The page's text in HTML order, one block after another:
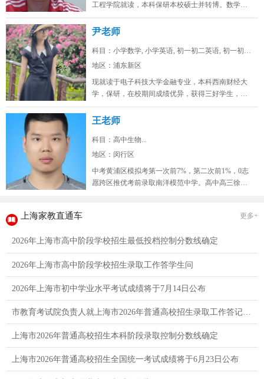
工程学院就读，本科保研本校硕士并转博。数学高
考142，物理高考91，化学...
尹老师
科目：小学数学, 小学英语, 初一初二英语, 初一初二...
地区：浦东新区
现就读于电子科技大学金融专业，本科西南财经大
学，保研，在校期间成绩优异，获得三好学生，英
语四级证书，英语六级证书，英语六...
王老师
科目：高中生物...
地区：闵行区
中考黄浦区模拟考第一次前7%，第二次前1%，0志
愿跨区推优考前录取南洋模范中学。高中高三徐汇
上海家教直通车 更多+
2026年上海市高中阶段学校招生最低投档控制分数线确定
2026年上海市高中阶段学校招生录取工作答学生问
2026年上海市初中学业水平考试成绩将于7月14日公布
市教育考试院负责人就上海市2026年普通高校招生录取工作答记者问
上海市2026年普通高校招生本科阶段录取控制分数线确定
上海市2026年普通高校招生全国统一考试成绩将于6月23日公布